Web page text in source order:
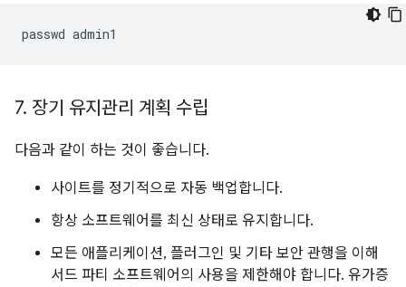
passwd
7. 장기 유지관리 계획 수립
다음과 같이 하는 것이 좋습니다.
사이트를 정기적으로 자동 백업합니다.
항상 소프트웨어를 최신 상태로 유지합니다.
모든 애플리케이션, 플러그인 및 기타 보안 관행을 이해
서드 파티 소프트웨어의 사용을 제한해야 합니다. 유가증